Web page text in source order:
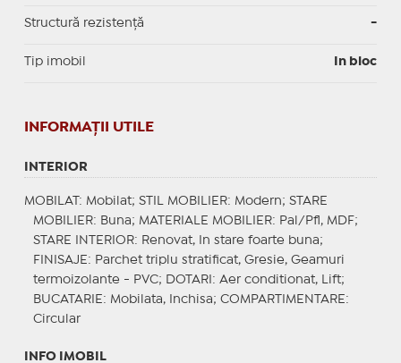
Structură rezistență -
Tip imobil In bloc
INFORMAŢII UTILE
INTERIOR
MOBILAT : Mobilat; STIL MOBILIER: Modern; STARE
MOBILIER: Buna; MATERIALE MOBILIER: Pal/Pfl, MDF;
STARE INTERIOR: Renovat, In stare foarte buna;
FINISAJE : Parchet triplu stratificat, Gresie, Geamuri
termoizolante - PVC;
DOTARI : Aer conditionat, Lift;
BUCATARIE : Mobilata, Inchisa; COMPARTIMENTARE :
Circular
INFO IMOBIL